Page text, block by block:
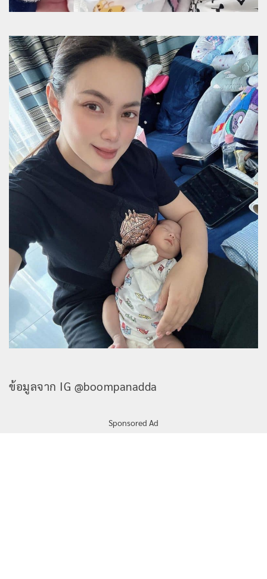
ข้อมูลจาก IG @boompanadda
Sponsored Ad